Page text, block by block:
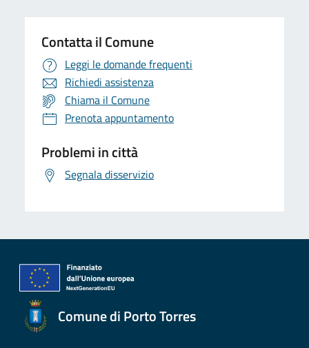
Contatta il Comune
Leggi le domande frequenti
Richiedi assistenza
Chiama il Comune
Prenota appuntamento
Problemi in città
Segnala disservizio
Comune di Porto Torres